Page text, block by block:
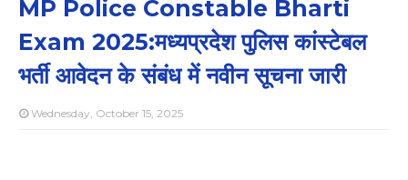
MP Police Constable Bharti
Exam 2025:मध्यप्रदेश पुलिस कांस्टेबल
भर्ती आवेदन के संबंध में नवीन सूचना जारी
Wednesday, October 15, 2025